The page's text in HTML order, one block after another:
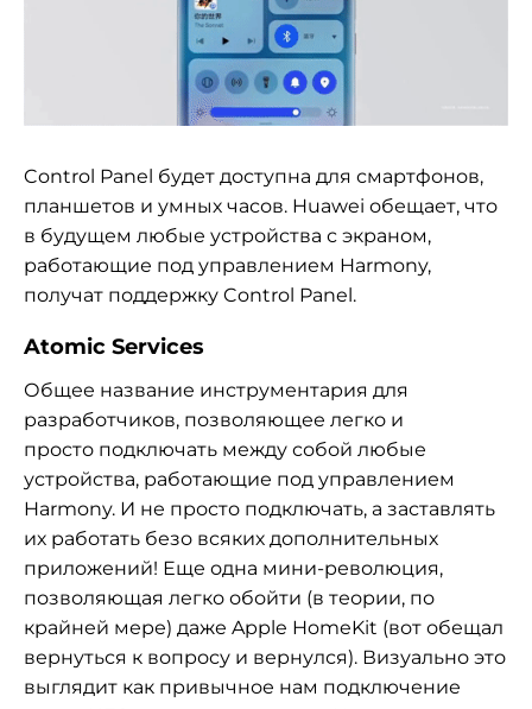
Control Panel будет доступна для смартфонов,
планшетов и умных часов. Huawei обещает, что
в будущем любые устройства с экраном,
работающие под управлением Harmony,
получат поддержку Control Panel.
Atomic Services
Общее название инструментария для
разработчиков, позволяющее легко и
просто подключать между собой любые
устройства, работающие под управлением
Harmony. И не просто подключать, а заставлять
их работать безо всяких дополнительных
приложений! Еще одна мини-революция,
позволяющая легко обойти (в теории, по
крайней мере) даже Apple HomeKit (вот обещал
вернуться к вопросу и вернулся). Визуально это
выглядит как привычное нам подключение